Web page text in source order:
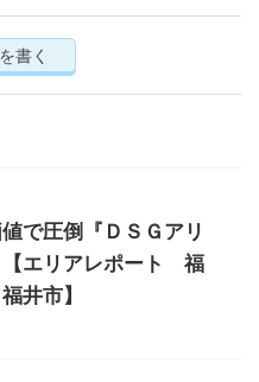
書く
で圧倒『ＤＳＧアリ
【エリアレポート 福
井市】